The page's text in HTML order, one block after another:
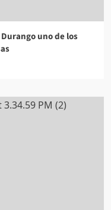
uno de los